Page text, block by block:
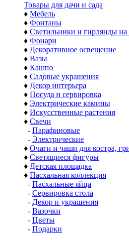
Товары для дачи и сада
♦ Мебель
♦ Фонтаны
♦ Светильники и гирлянды на
♦ Фонари
♦ Декоративное освещение
♦ Вазы
♦ Кашпо
♦ Садовые украшения
♦ Декор интерьера
♦ Посуда и сервировка
♦ Электрические камины
♦ Искусственные растения
♦ Свечи
- Парафиновые
- Электрические
♦ Очаги и чаши для костра,
♦ Светящиеся фигуры
♦ Детская площадка
♦ Пасхальная коллекция
- Пасхальные яйца
- Сервировка стола
- Декор и украшения
- Вазочки
- Цветы
- Подарки